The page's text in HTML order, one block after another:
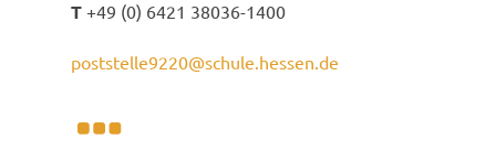
T +49 (0) 6421 38036-1400
poststelle9220@schule.hessen.de